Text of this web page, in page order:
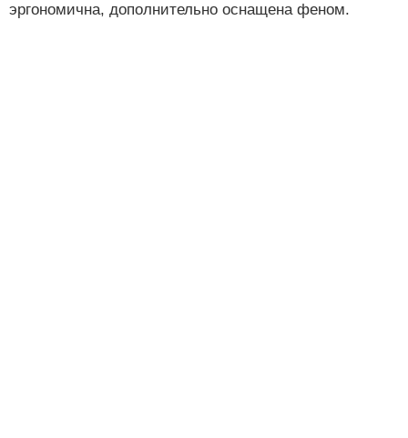
эргономична, дополнительно оснащена феном.